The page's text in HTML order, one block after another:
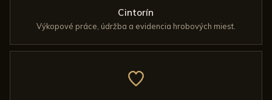
Cintorín
Výkopové práce, údržba a evidencia hrobových miest.